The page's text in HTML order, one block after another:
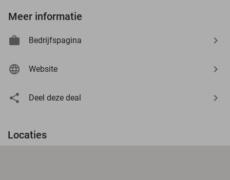
Meer informatie
Bedrijfspagina
Website
Deel deze deal
Locaties